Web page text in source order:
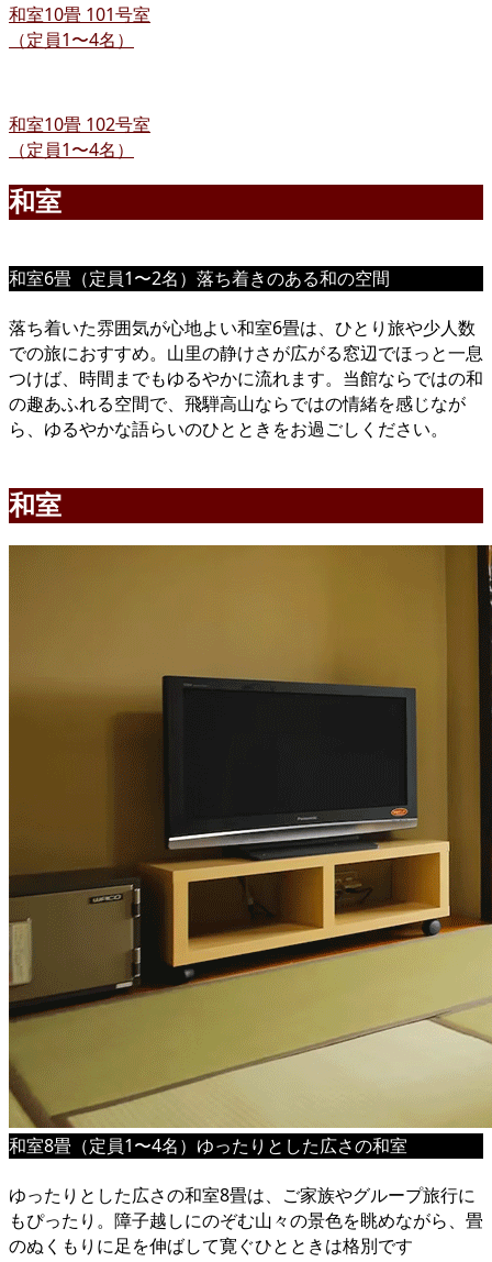
和室10畳 101号室
（定員1〜4名）
和室10畳 102号室
（定員1〜4名）
和室
和室6畳（定員1〜2名）落ち着きのある和の空間
落ち着いた雰囲気が心地よい和室6畳は、ひとり旅や少人数
での旅におすすめ。山里の静けさが広がる窓辺でほっと一息
つけば、時間までもゆるやかに流れます。当館ならではの和
の趣あふれる空間で、飛騨高山ならではの情緒を感じなが
ら、ゆるやかな語らいのひとときをお過ごしください。
和室
和室8畳（定員1〜4名）ゆったりとした広さの和室
ゆったりとした広さの和室8畳は、ご家族やグループ旅行に
もぴったり。障子越しにのぞむ山々の景色を眺めながら、畳
のぬくもりに足を伸ばして寛ぐひとときは格別です